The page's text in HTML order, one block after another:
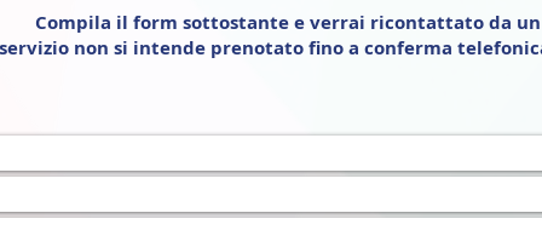
Compila il form sottostante e verrai ricontattato da
non si intende prenotato fino a conferma